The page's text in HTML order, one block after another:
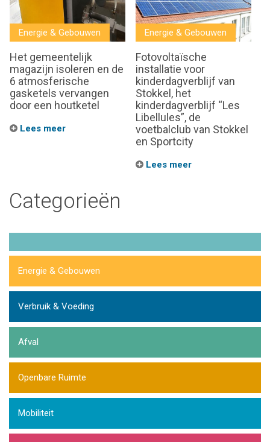
Energie & Gebouwen
Het gemeentelijk
magazijn isoleren en de
6 atmosferische
gasketels vervangen
door een houtketel
Lees meer
Energie & Gebouwen
Fotovoltaïsche
installatie voor
kinderdagverblijf van
Stokkel, het
kinderdagverblijf “Les
Libellules”, de
voetbalclub van Stokkel
en Sportcity
Lees meer
Categorieën
Energie & Gebouwen
Verbruik & Voeding
Afval
Openbare Ruimte
Mobiliteit